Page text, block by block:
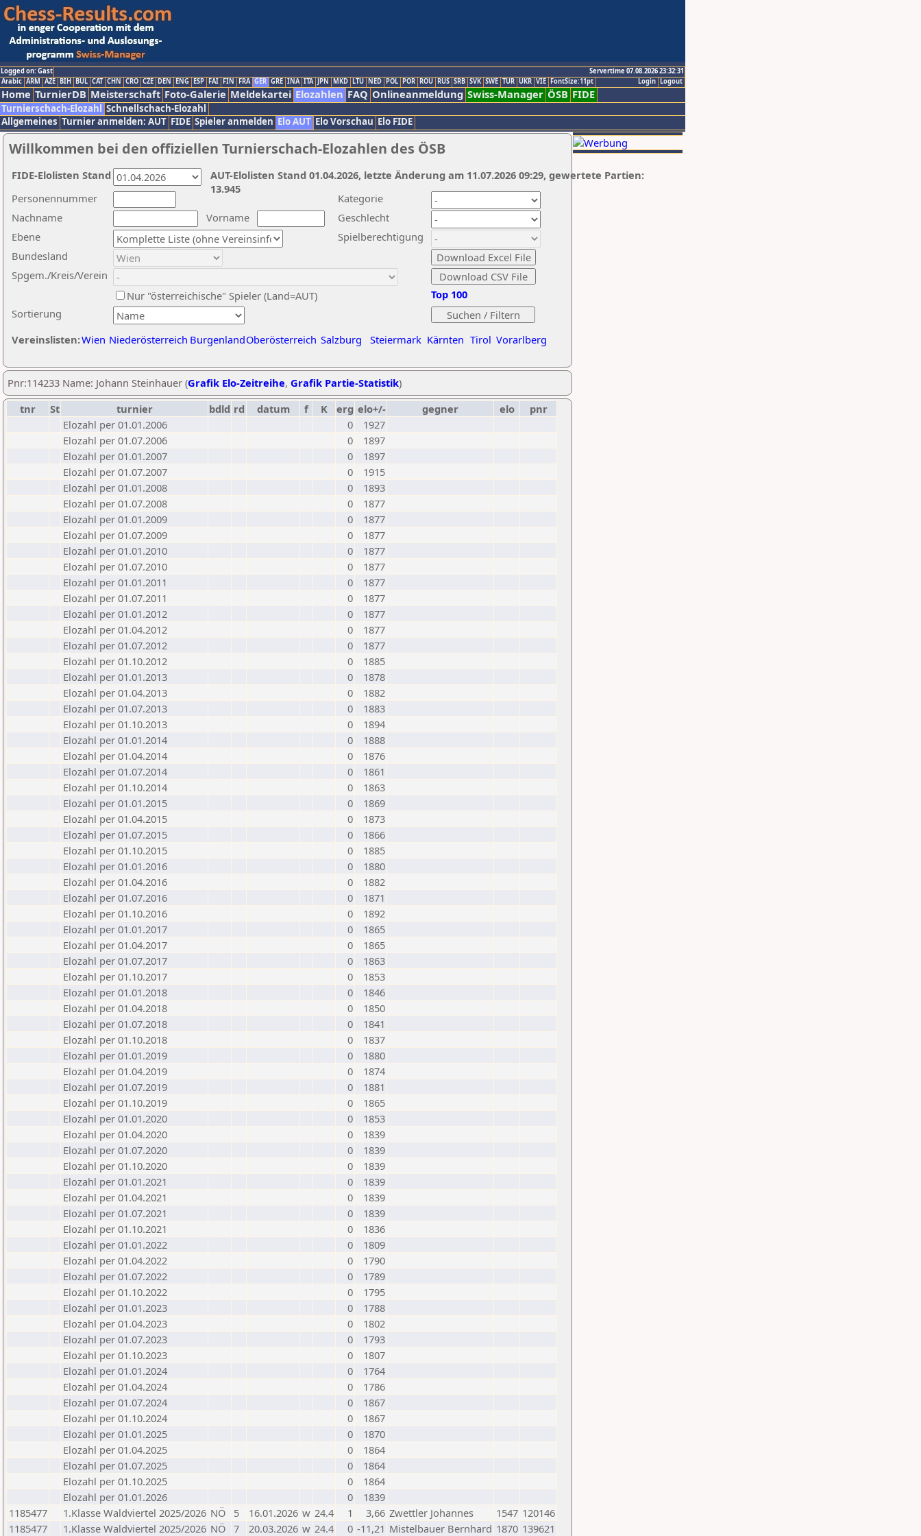
Logged on: Gast
Servertime 07.08.2026 23:32:31
Logout
Login
Arabic ARM AZE BIH BUL CAT CHN CRO CZE DEN ENG ESP FAI FIN FRA GER GRE INA ITA JPN MKD LTU NED POL POR ROU RUS SRB SVK SWE TUR UKR VIE FontSize:11pt
Home TurnierDB Meisterschaft Foto-Galerie Meldekartei Elozahlen FAQ Onlineanmeldung Swiss-Manager ÖSB FIDE
Turnierschach-Elozahl Schnellschach-Elozahl
Allgemeines Turnier anmelden: AUT FIDE Spieler anmelden Elo AUT Elo Vorschau Elo FIDE
Willkommen bei den offiziellen Turnierschach-Elozahlen des ÖSB
Nachname
Vorname
Ebene
Kategorie
Sortierung
Personennummer
Bundesland
Spgem./Kreis/Verein
Geschlecht
Nur "österreichische" Spieler (Land=AUT)
Spielberechtigung
Vereinslisten:Wien Niederösterreich BurgenlandOberösterreich Salzburg Steiermark Kärnten Tirol Vorarlberg
Top 100
AUT-Elolisten Stand 01.04.2026, letzte Änderung am 11.07.2026 09:29, gewertete Partien:
13.945
FIDE-Elolisten Stand
Pnr:114233 Name: Johann Steinhauer (Grafik Elo-Zeitreihe, Grafik Partie-Statistik)
tnr
St turnier bdld rd datum f K erg elo+/- gegner elo
pnr
Elozahl per 01.01.2006
0
1927
Elozahl per 01.07.2006
0
1897
Elozahl per 01.01.2007
0
1897
Elozahl per 01.07.2007
0
1915
Elozahl per 01.01.2008
0
1893
Elozahl per 01.07.2008
0
1877
Elozahl per 01.01.2009
0
1877
Elozahl per 01.07.2009
0
1877
Elozahl per 01.01.2010
0
1877
Elozahl per 01.07.2010
0
1877
Elozahl per 01.01.2011
0
1877
Elozahl per 01.07.2011
0
1877
Elozahl per 01.01.2012
0
1877
Elozahl per 01.04.2012
0
1877
Elozahl per 01.07.2012
0
1877
Elozahl per 01.10.2012
0
1885
Elozahl per 01.01.2013
0
1878
Elozahl per 01.04.2013
0
1882
Elozahl per 01.07.2013
0
1883
Elozahl per 01.10.2013
0
1894
Elozahl per 01.01.2014
0
1888
Elozahl per 01.04.2014
0
1876
Elozahl per 01.07.2014
0
1861
Elozahl per 01.10.2014
0
1863
Elozahl per 01.01.2015
0
1869
Elozahl per 01.04.2015
0
1873
Elozahl per 01.07.2015
0
1866
Elozahl per 01.10.2015
0
1885
Elozahl per 01.01.2016
0
1880
Elozahl per 01.04.2016
0
1882
Elozahl per 01.07.2016
0
1871
Elozahl per 01.10.2016
0
1892
Elozahl per 01.01.2017
0
1865
Elozahl per 01.04.2017
0
1865
Elozahl per 01.07.2017
0
1863
Elozahl per 01.10.2017
0
1853
Elozahl per 01.01.2018
0
1846
Elozahl per 01.04.2018
0
1850
Elozahl per 01.07.2018
0
1841
Elozahl per 01.10.2018
0
1837
Elozahl per 01.01.2019
0
1880
Elozahl per 01.04.2019
0
1874
Elozahl per 01.07.2019
0
1881
Elozahl per 01.10.2019
0
1865
Elozahl per 01.01.2020
0
1853
Elozahl per 01.04.2020
0
1839
Elozahl per 01.07.2020
0
1839
Elozahl per 01.10.2020
0
1839
Elozahl per 01.01.2021
0
1839
Elozahl per 01.04.2021
0
1839
Elozahl per 01.07.2021
0
1839
Elozahl per 01.10.2021
0
1836
Elozahl per 01.01.2022
0
1809
Elozahl per 01.04.2022
0
1790
Elozahl per 01.07.2022
0
1789
Elozahl per 01.10.2022
0
1795
Elozahl per 01.01.2023
0
1788
Elozahl per 01.04.2023
0
1802
Elozahl per 01.07.2023
0
1793
Elozahl per 01.10.2023
0
1807
Elozahl per 01.01.2024
0
1764
Elozahl per 01.04.2024
0
1786
Elozahl per 01.07.2024
0
1867
Elozahl per 01.10.2024
0
1867
Elozahl per 01.01.2025
0
1870
Elozahl per 01.04.2025
0
1864
Elozahl per 01.07.2025
0
1864
Elozahl per 01.10.2025
0
1864
Elozahl per 01.01.2026
0
1839
1185477
1.Klasse Waldviertel 2025/2026 NÖ 5 16.01.2026 w 24.4 1 3,66 Zwettler Johannes 1547 120146
1185477
1.Klasse Waldviertel 2025/2026 NÖ 7 20.03.2026 w 24.4 0 -11,21 Mistelbauer Bernhard 1870 139621